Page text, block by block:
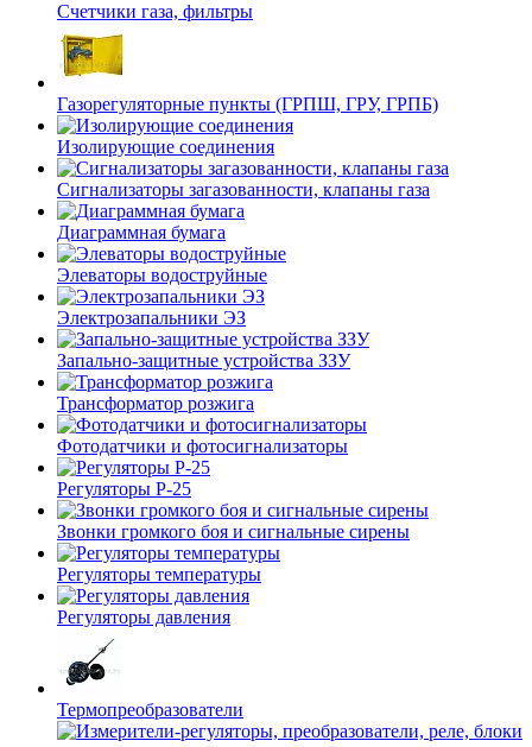
Счетчики газа, фильтры
Газорегуляторные пункты (ГРПШ, ГРУ, ГРПБ)
Изолирующие соединения
Сигнализаторы загазованности, клапаны газа
Диаграммная бумага
Элеваторы водоструйные
Электрозапальники ЭЗ
Запально-защитные устройства ЗЗУ
Трансформатор розжига
Фотодатчики и фотосигнализаторы
Регуляторы Р-25
Звонки громкого боя и сигнальные сирены
Регуляторы температуры
Регуляторы давления
Термопреобразователи